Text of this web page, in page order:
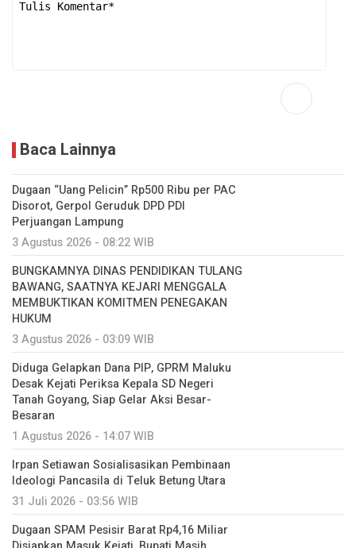
Baca Lainnya
Dugaan “Uang Pelicin” Rp500 Ribu per PAC
Disorot, Gerpol Geruduk DPD PDI
Perjuangan Lampung
3 Agustus 2026 - 08:22 WIB
BUNGKAMNYA DINAS PENDIDIKAN TULANG
BAWANG, SAATNYA KEJARI MENGGALA
MEMBUKTIKAN KOMITMEN PENEGAKAN
HUKUM
3 Agustus 2026 - 03:09 WIB
Diduga Gelapkan Dana PIP, GPRM Maluku
Desak Kejati Periksa Kepala SD Negeri
Tanah Goyang, Siap Gelar Aksi Besar-
Besaran
1 Agustus 2026 - 14:07 WIB
Irpan Setiawan Sosialisasikan Pembinaan
Ideologi Pancasila di Teluk Betung Utara
31 Juli 2026 - 03:56 WIB
Dugaan SPAM Pesisir Barat Rp4,16 Miliar